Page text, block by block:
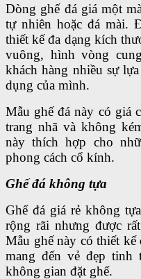
Dòng ghế đá giá một
tự nhiên hoặc đá mài.
thiết kế đa dạng kích
vuông, hình vòng
khách hàng nhiều sự
dụng của mình.
Mẫu ghế đá này có giá
trang nhã và không
này thích hợp cho
phong cách cổ kính.
Ghế đá không tựa
Ghế đá giá rẻ không
rộng rãi nhưng được
Mẫu ghế này có thiết
mang đến vẻ đẹp tinh
không gian đặt ghế.